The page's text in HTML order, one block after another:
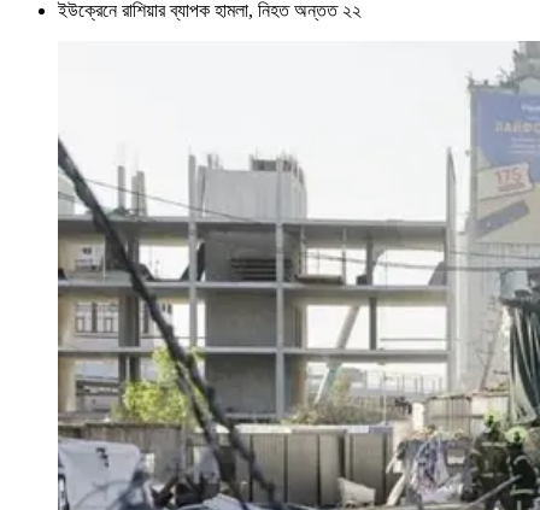
ইউক্রেনে রাশিয়ার ব্যাপক হামলা, নিহত অন্তত ২২